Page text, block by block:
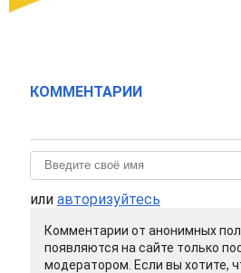
КОММЕНТАРИИ
или авторизуйтесь
Комментарии от анонимных
появляются на сайте только
модератором. Если вы хотите,